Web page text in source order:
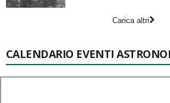
Carica altri
CALENDARIO EVENTI